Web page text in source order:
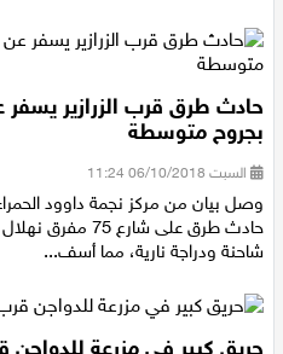
بجروح متوسطة
السبت 06/10/2018 11:24
وصل بيان من مركز نجمة داوود
حادث طرق على